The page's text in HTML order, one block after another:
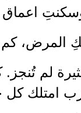
اعماق
المرض،
لم
امتلك